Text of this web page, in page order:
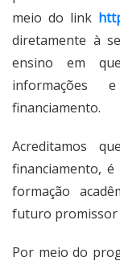
meio do link
diretamente à
ensino em
informações
financiamento.
Acreditamos
financiamento,
formação
futuro promissor
Por meio do